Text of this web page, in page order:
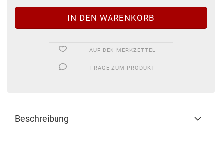
AUF DEN MERKZETTEL
FRAGE ZUM PRODUKT
Beschreibung